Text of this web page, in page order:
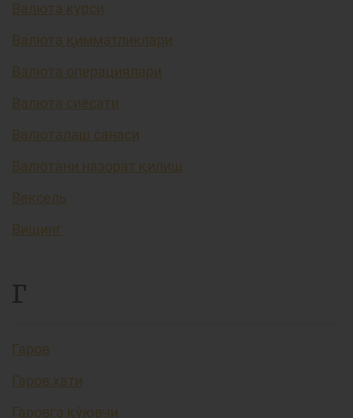
Валюта курси
Валюта қимматликлари
Валюта операциялари
Валюта сиёсати
Валюталаш санаси
Валютани назорат қилиш
Вексель
Вишинг
Г
Гаров
Гаров хати
Гаровга қўювчи